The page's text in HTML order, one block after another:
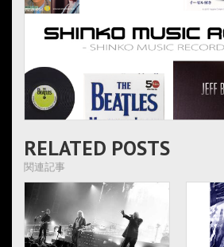
RELATED POSTS
関連記事